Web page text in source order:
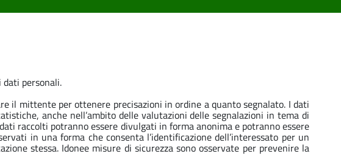
personali.
il mittente per ottenere precisazioni in ordine a quanto segnalato. I dati
anche nell’ambito delle valutazioni delle segnalazioni in tema di
raccolti potranno essere divulgati in forma anonima e potranno essere
in una forma che consenta l’identificazione dell’interessato per un
stessa. Idonee misure di sicurezza sono osservate per prevenire la